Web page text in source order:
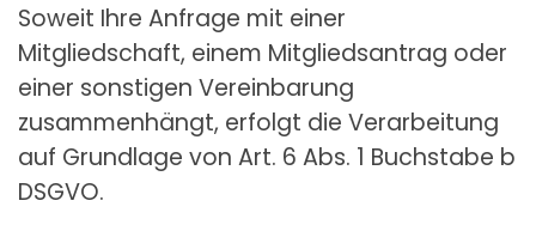
Soweit Ihre Anfrage mit einer
Mitgliedschaft, einem Mitgliedsantrag oder
einer sonstigen Vereinbarung
zusammenhängt, erfolgt die Verarbeitung
auf Grundlage von Art. 6 Abs. 1 Buchstabe b
DSGVO.